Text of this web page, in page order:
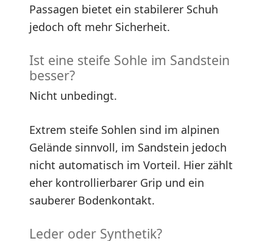
Passagen bietet ein stabilerer Schuh
jedoch oft mehr Sicherheit.
Ist eine steife Sohle im Sandstein
besser?
Nicht unbedingt.
Extrem steife Sohlen sind im alpinen
Gelände sinnvoll, im Sandstein jedoch
nicht automatisch im Vorteil. Hier zählt
eher kontrollierbarer Grip und ein
sauberer Bodenkontakt.
Leder oder Synthetik?